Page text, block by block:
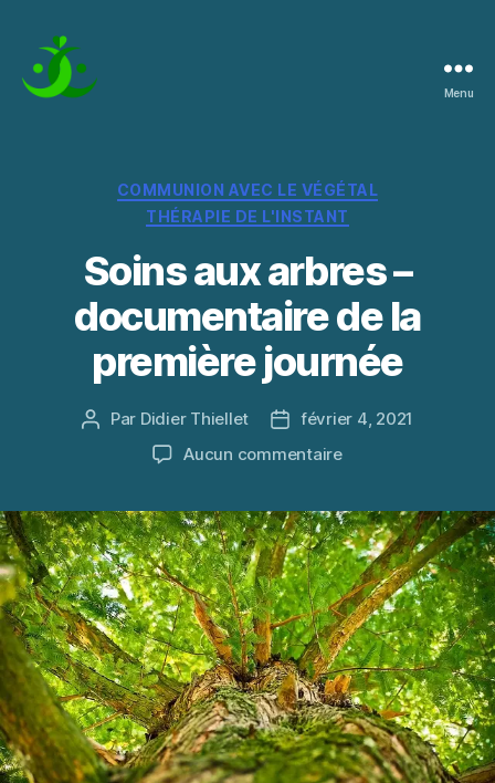
Menu
Catégories
COMMUNION AVEC LE VÉGÉTAL
THÉRAPIE DE L'INSTANT
Soins aux arbres –
documentaire de la
première journée
Auteur
Par Didier Thiellet
Datefévrier 4, 2021
Aucun commentairesur
arbres
–
documentaire
de
la
première
journée